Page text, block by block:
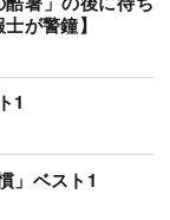
が警鐘】
1
」ベスト1